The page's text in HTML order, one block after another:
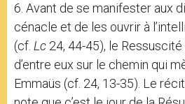
6. Avant de se manifester aux
cénacle et de les ouvrir à
(cf. Lc 24, 44-45), le
d’entre eux sur le chemin qui
Emmaüs (cf. 24, 13-35). Le